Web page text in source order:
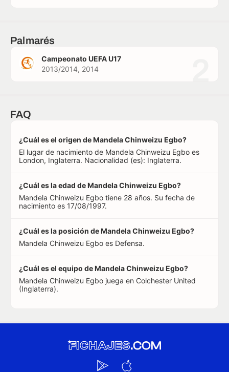
Palmarés
Campeonato UEFA U17
2013/2014, 2014
FAQ
¿Cuál es el origen de Mandela Chinweizu Egbo?
El lugar de nacimiento de Mandela Chinweizu Egbo es
London, Inglaterra. Nacionalidad (es): Inglaterra.
¿Cuál es la edad de Mandela Chinweizu Egbo?
Mandela Chinweizu Egbo tiene 28 años. Su fecha de
nacimiento es 17/08/1997.
¿Cuál es la posición de Mandela Chinweizu Egbo?
Mandela Chinweizu Egbo es Defensa.
¿Cuál es el equipo de Mandela Chinweizu Egbo?
Mandela Chinweizu Egbo juega en Colchester United
(Inglaterra).